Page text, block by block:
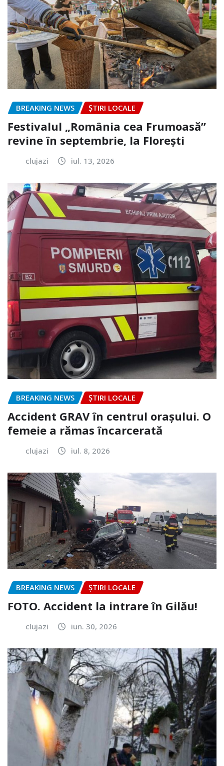
BREAKING NEWS ȘTIRI LOCALE
Festivalul „România cea Frumoasă”
revine în septembrie, la Florești
clujazi iul. 13, 2026
BREAKING NEWS ȘTIRI LOCALE
Accident GRAV în centrul orașului. O
femeie a rămas încarcerată
clujazi iul. 8, 2026
BREAKING NEWS ȘTIRI LOCALE
FOTO. Accident la intrare în Gilău!
clujazi iun. 30, 2026